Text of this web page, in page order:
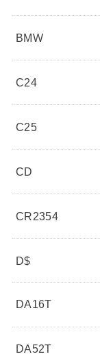
BMW
C24
C25
CD
CR2354
D$
DA16T
DA52T